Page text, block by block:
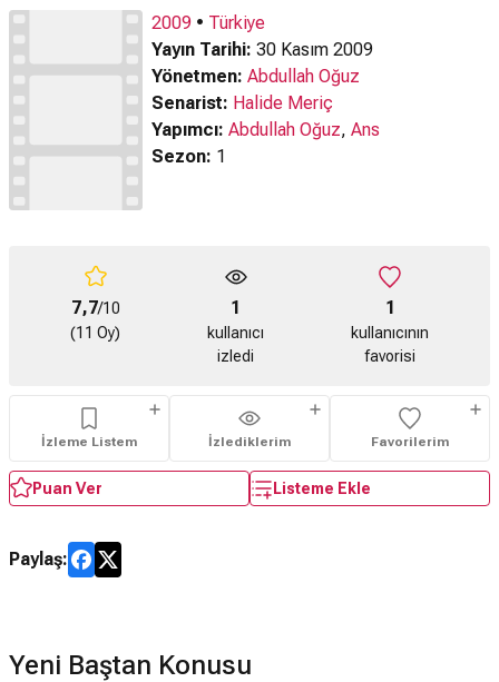
2009 • Türkiye
Yayın Tarihi: 30 Kasım 2009
Yönetmen: Abdullah Oğuz
Senarist: Halide Meriç
Yapımcı: Abdullah Oğuz, Ans
Sezon: 1
7,7/10
(11 Oy)
1
kullanıcı
izledi
1
kullanıcının
favorisi
İzleme Listem İzlediklerim Favorilerim
Puan Ver Listeme Ekle
Paylaş:
Yeni Baştan Konusu